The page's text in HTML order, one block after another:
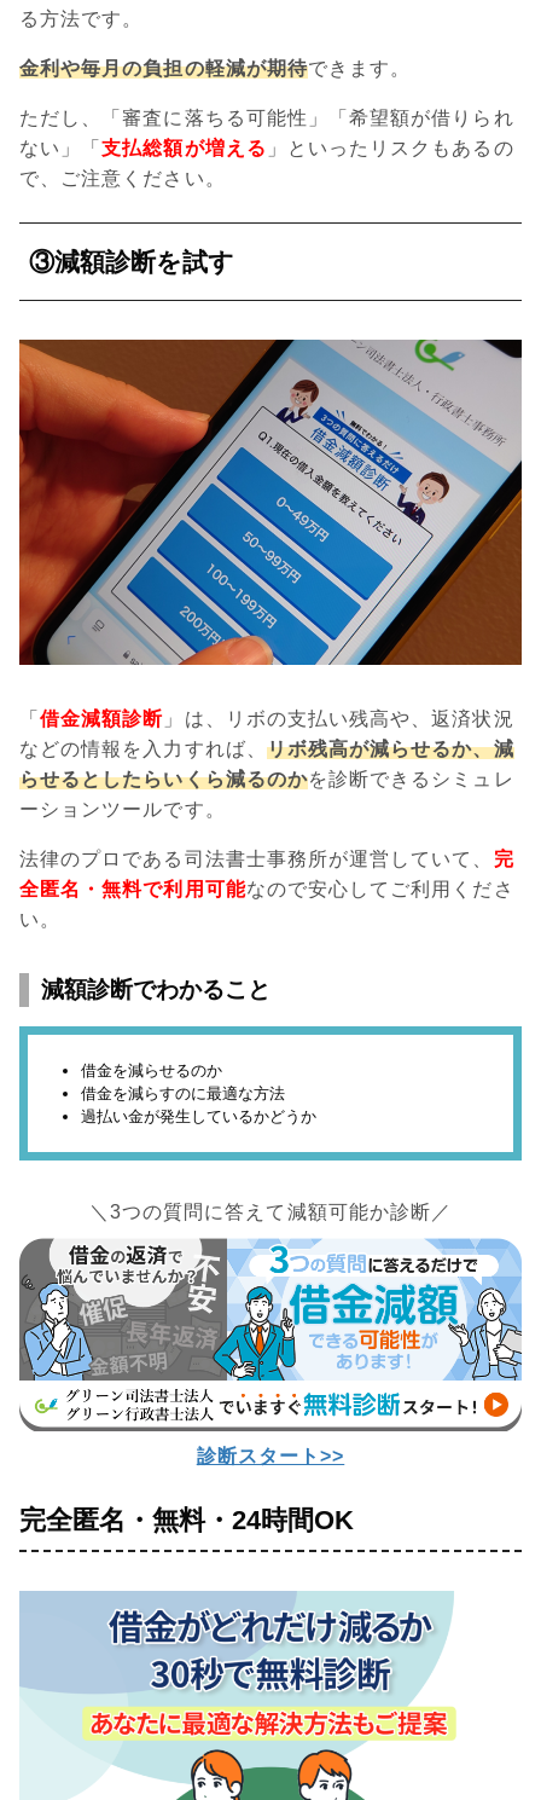
る方法です。
金利や毎月の負担の軽減が期待できます。
ただし、「審査に落ちる可能性」「希望額が借りられ
ない」「支払総額が増える 」といったリスクもあるの
で、ご注意ください。
③減額診断を試す
「借金減額診断 」は、リボの支払い残高や、返済状況
などの情報を入力すれば、 リボ残高が減らせるか、減
らせるとしたらいくら減るのかを診断できるシミュレ
ーションツールです。
法律のプロである司法書士事務所が運営していて、 完
全匿名・無料で利用可能なので安心してご利用くださ
い。
減額診断でわかること
借金を減らせるのか
借金を減らすのに最適な方法
過払い金が発生しているかどうか
＼3つの質問に答えて減額可能か診断／
診断スタート>>
完全匿名・無料・24時間OK